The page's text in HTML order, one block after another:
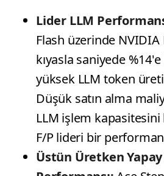
Lider LLM
Flash üzerinde NVIDIA
kıyasla saniyede
yüksek LLM token
Düşük satın alma
LLM işlem
F/P lideri bir
Üstün Üretken